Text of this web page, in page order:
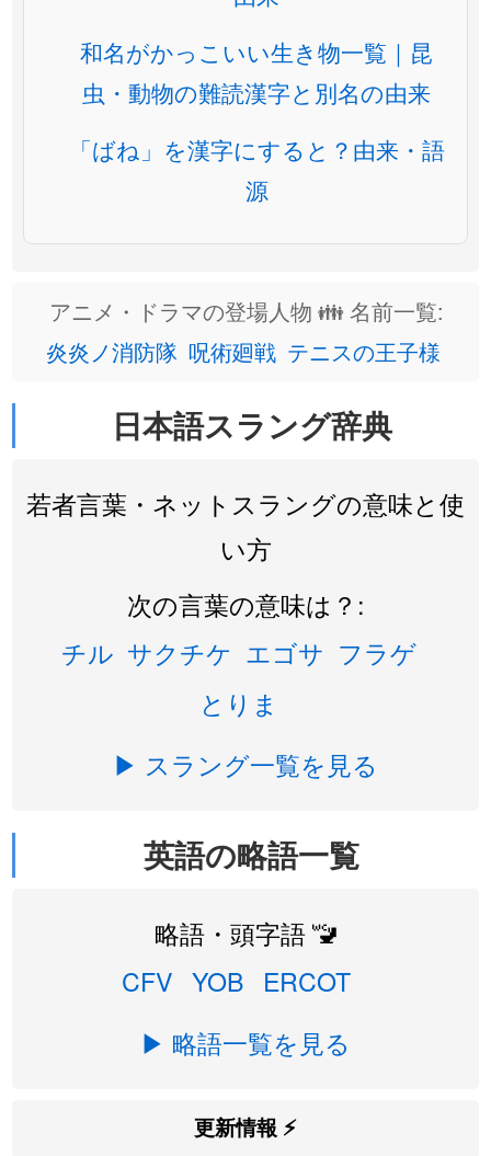
和名がかっこいい生き物一覧｜昆
虫・動物の難読漢字と別名の由来
「ばね」を漢字にすると？由来・語
源
アニメ・ドラマの登場人物 👪 名前一覧:
炎炎ノ消防隊 呪術廻戦 テニスの王子様
日本語スラング辞典
若者言葉・ネットスラングの意味と使
い方
次の言葉の意味は？:
チル サクチケ エゴサ フラゲ
とりま
▶ スラング一覧を見る
英語の略語一覧
略語・頭字語 🚾
CFV YOB
ERCOT
▶ 略語一覧を見る
更新情報 ⚡